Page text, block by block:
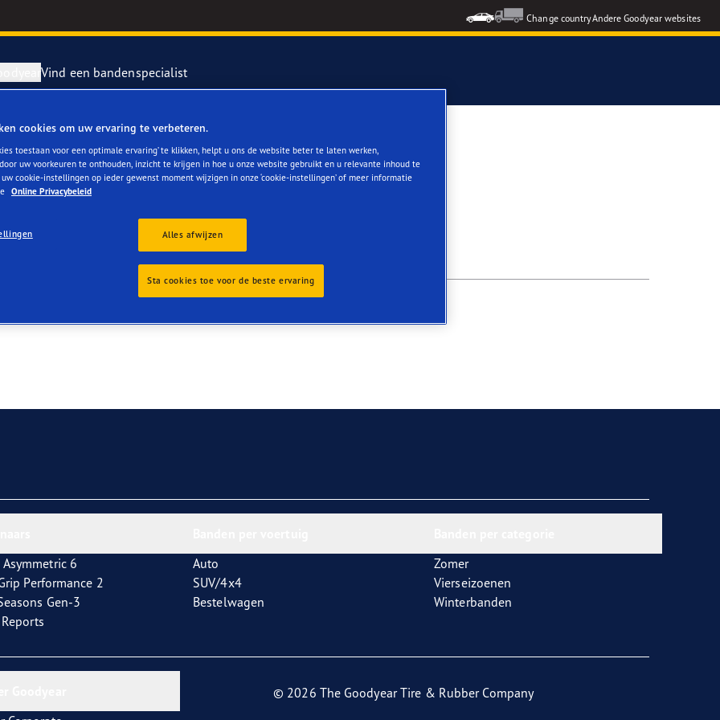
Change countryAndere Goodyear websites
4Seasons GEN-3
F1 SuperSport
F1 Asymmetric 6
Vind een bandenspecialist
Asymmetric 6
Performance 2
Gen-3
Auto
SUV/4x4
Bestelwagen
Zomer
Vierseizoenen
Winterbanden
© 2026 The Goodyear Tire & Rubber Company
cookies om uw ervaring te verbeteren.
toestaan voor een optimale ervaring’ te klikken, helpt u ons de website beter te laten werken,
uw voorkeuren te onthouden, inzicht te krijgen in hoe u onze website gebruikt en u relevante inhoud te
uw cookie-instellingen op ieder gewenst moment wijzigen in onze ‘cookie-instellingen’ of meer informatie
Online Privacybeleid
Alles afwijzen
Sta cookies toe voor de beste ervaring